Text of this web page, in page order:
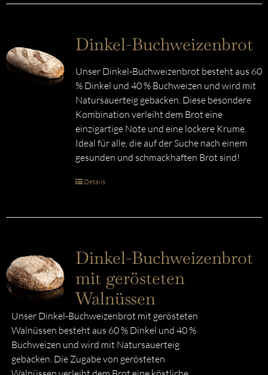
Dinkel-Buchweizenbrot
Unser Dinkel-Buchweizenbrot besteht aus 60
% Dinkel und 40 % Buchweizen und wird mit
Natursauerteig gebacken. Diese besondere
Kombination verleiht dem Brot eine
einzigartige Note und eine lockere Krume.
Ideal für alle, die auf der Suche nach einem
gesunden und schmackhaften Brot sind!
Details
Dinkel-Buchweizenbrot
mit gerösteten
Walnüssen
Unser Dinkel-Buchweizenbrot mit gerösteten
Walnüssen besteht aus 60 % Dinkel und 40 %
Buchweizen und wird mit Natursauerteig
gebacken. Die Zugabe von gerösteten